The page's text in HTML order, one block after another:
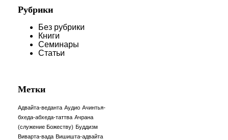
Рубрики
Без рубрики
Книги
Семинары
Статьи
Метки
Адвайта-веданта Аудио Ачинтья-
бхеда-абхеда-таттва Ачрана
(служение Божеству) Буддизм
Виварта-вада Вишишта-адвайта